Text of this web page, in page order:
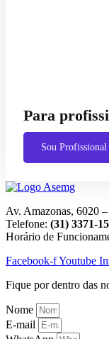
Para
Sou
Av. Amazonas, 6020
Telefone: (31) 3371-
Horário de
Facebook-fYoutube
Fique por dentro das
Nome
E-mail